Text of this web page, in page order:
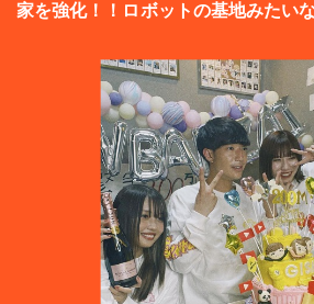
家を強化！！ロボットの基地みたい